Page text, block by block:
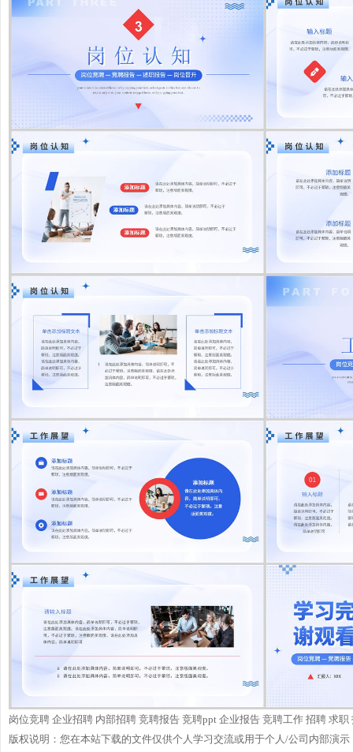
岗位竞聘 企业招聘 内部招聘 竞聘报告 竞聘ppt 企业报告 竞聘工作 招聘 求职
版权说明：您在本站下载的文件仅供个人学习交流或用于个人/公司内部演